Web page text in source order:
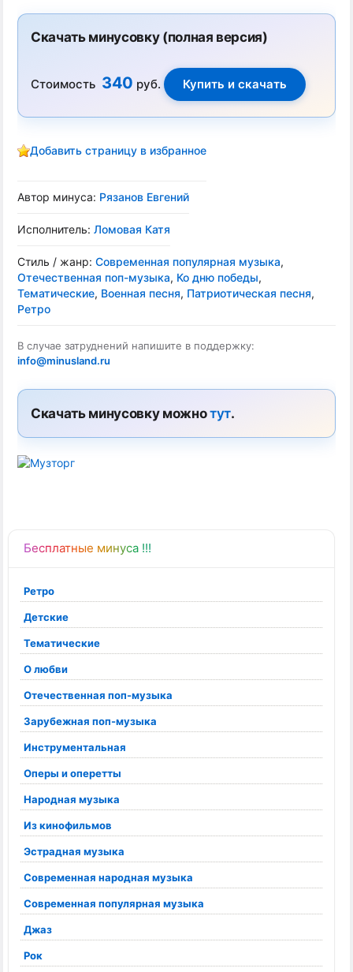
Бесплатные минуса !!!
Ретро
Детские
Тематические
О любви
Отечественная поп-музыка
Зарубежная поп-музыка
Инструментальная
Оперы и оперетты
Народная музыка
Из кинофильмов
Эстрадная музыка
Современная народная музыка
Современная популярная музыка
Джаз
Рок
Скачать минусовку (полная версия)
Стоимость 340 руб.
Добавить страницу в избранное
Автор минуса: Рязанов Евгений
Исполнитель: Ломовая Катя
Стиль / жанр: Современная популярная музыка,
Отечественная поп-музыка, Ко дню победы,
Тематические, Военная песня, Патриотическая песня,
Ретро
В случае затруднений напишите в поддержку:
info@minusland.ru
Скачать минусовку можнотут.